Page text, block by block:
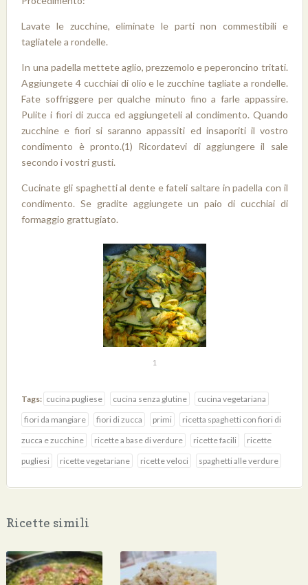
Lavate le zucchine, eliminate le parti non commestibili e
tagliatele a rondelle.
In una padella mettete aglio, prezzemolo e peperoncino tritati.
Aggiungete 4 cucchiai di olio e le zucchine tagliate a rondelle.
Fate soffriggere per qualche minuto fino a farle appassire.
Pulite i fiori di zucca ed aggiungeteli al condimento. Quando
zucchine e fiori si saranno appassiti ed insaporiti il vostro
condimento è pronto.(1) Ricordatevi di aggiungere il sale
secondo i vostri gusti.
Cucinate gli spaghetti al dente e fateli saltare in padella con il
condimento. Se gradite aggiungete un paio di cucchiai di
formaggio grattugiato.
1
Tags: cucina pugliese cucina senza glutine
cucina vegetariana
fiori da mangiare
fiori di zucca primi
ricetta spaghetti con fiori di
zucca e zucchine
ricette a base di verdure ricette facili
ricette
pugliesi
ricette vegetariane ricette veloci spaghetti alle verdure
Ricette simili